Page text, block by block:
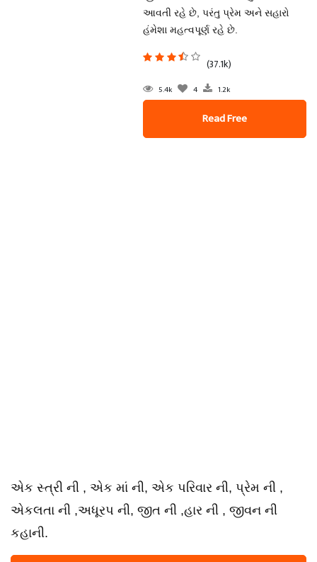
આવતી રહે છે, પરંતુ પ્રેમ અને સહારો
હંમેશા મહત્વપૂર્ણ રહે છે.
(37.1k)
5.4k 4 1.2k
Read Free
એક સ્ત્રી ની , એક માં ની, એક પરિવાર ની, પ્રેમ ની ,
એકલતા ની ,અધૂરપ ની, જીત ની ,હાર ની , જીવન ની
કહાની.